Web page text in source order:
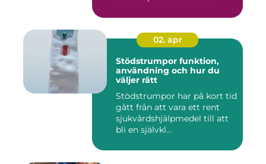
02. apr
Stödstrumpor funktion,
användning och hur du
väljer rätt
Stödstrumpor har på kort tid
gått från att vara ett rent
sjukvårdshjälpmedel till att
bli en självkl...